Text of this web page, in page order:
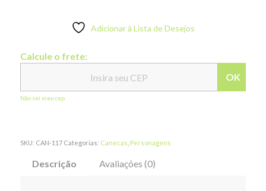
Adicionar à Lista de Desejos
Calcule o frete:
OK
Não sei meu cep
SKU: CAN-117 Categorias: Canecas Personagens
Descrição Avaliações (0)